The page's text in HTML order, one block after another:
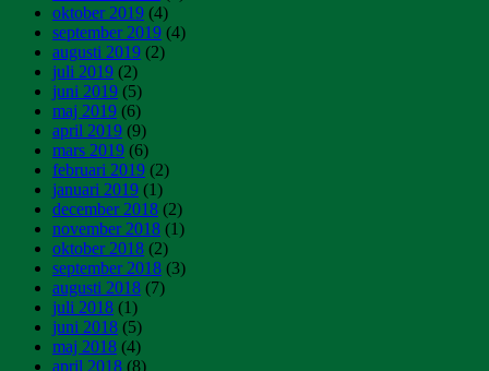
oktober 2019 (4)
september 2019 (4)
augusti 2019 (2)
juli 2019 (2)
juni 2019 (5)
maj 2019 (6)
april 2019 (9)
mars 2019 (6)
februari 2019 (2)
januari 2019 (1)
december 2018 (2)
november 2018 (1)
oktober 2018 (2)
september 2018 (3)
augusti 2018 (7)
juli 2018 (1)
juni 2018 (5)
maj 2018 (4)
april 2018 (8)